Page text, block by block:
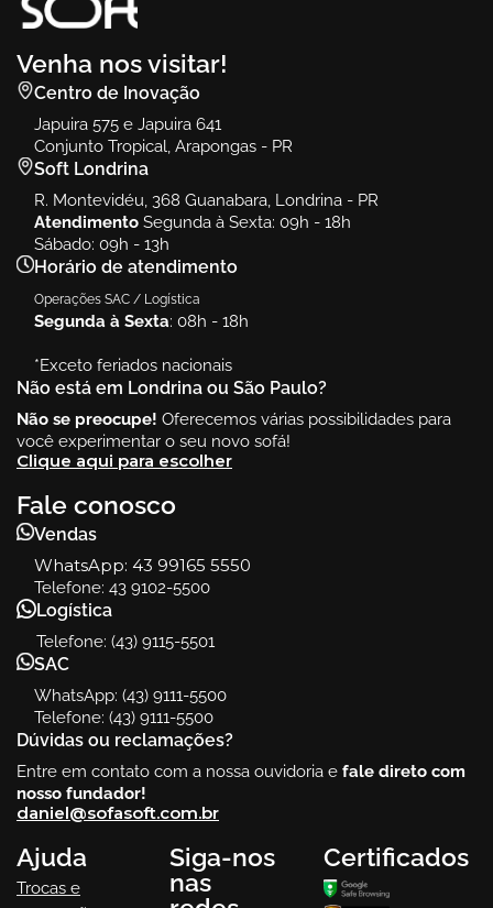
Ambiente Vert
Vert
Venha nos visitar!
Centro de Inovação
Japuira 575 e Japuira 641
Conjunto Tropical, Arapongas - PR
Soft Londrina
R. Montevidéu, 368 Guanabara, Londrina - PR
Atendimento Segunda à Sexta: 09h - 18h
Sábado: 09h - 13h
Horário de atendimento
Operações SAC / Logística
Segunda à Sexta: 08h - 18h
*Exceto feriados nacionais
Não está em Londrina ou São Paulo?
Não se preocupe! Oferecemos várias possibilidades para
você experimentar o seu novo sofá!
Clique aqui para escolher
Fale conosco
Vendas
WhatsApp: 43 99165 5550
Telefone: 43 9102-5500
Logística
Telefone: (43) 9115-5501
SAC
WhatsApp: (43) 9111-5500
Telefone: (43) 9111-5500
Dúvidas ou reclamações?
Entre em contato com a nossa ouvidoria e fale direto com
nosso fundador!
daniel@sofasoft.com.br
Ajuda
Trocas e
Siga-nos
nas
Certificados